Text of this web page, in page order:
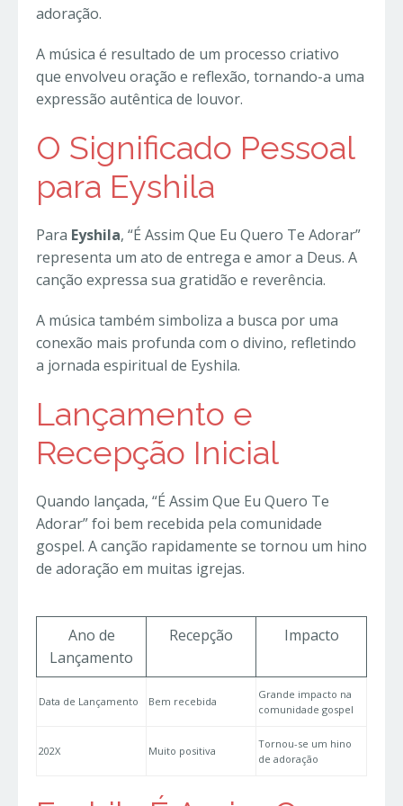
adoração.
A música é resultado de um processo criativo
que envolveu oração e reflexão, tornando-a uma
expressão autêntica de louvor.
O Significado Pessoal
para Eyshila
Para Eyshila, “É Assim Que Eu Quero Te Adorar”
representa um ato de entrega e amor a Deus. A
canção expressa sua gratidão e reverência.
A música também simboliza a busca por uma
conexão mais profunda com o divino, refletindo
a jornada espiritual de Eyshila.
Lançamento e
Recepção Inicial
Quando lançada, “É Assim Que Eu Quero Te
Adorar” foi bem recebida pela comunidade
gospel. A canção rapidamente se tornou um hino
de adoração em muitas igrejas.
Ano de
Lançamento
Recepção Impacto
Data de Lançamento Bem recebida
Grande impacto na
comunidade gospel
202X Muito positiva
Tornou-se um hino
de adoração